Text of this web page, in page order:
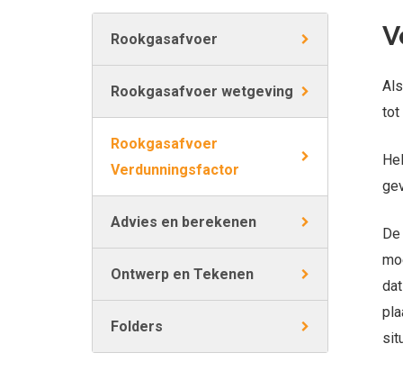
Rookgasafvoer
Rookgasafvoer wetgeving
Rookgasafvoer
Verdunningsfactor
Advies en berekenen
Ontwerp en Tekenen
Folders
tot